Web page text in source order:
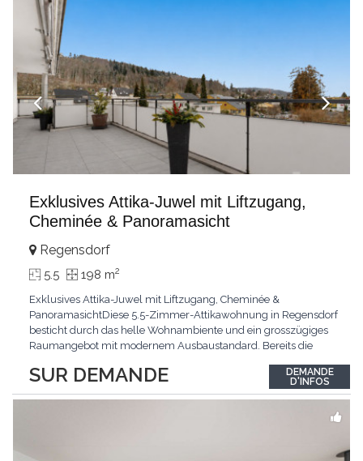
Exklusives Attika-Juwel mit Liftzugang,
Cheminée & Panoramasicht
SUR DEMANDE
Regensdorf
5.5 198 m2
Exklusives Attika-Juwel mit Liftzugang, Cheminée &
PanoramasichtDiese 5.5-Zimmer-Attikawohnung in Regensdorf
besticht durch das helle Wohnambiente und ein grosszügiges
Raumangebot mit modernem Ausbaustandard. Bereits die
Wohnungszugang mit dem Lift führt Sie bequem und diskret
direkt in Ihr neues Zuhause.Das Zentrum der Wohnung bildet
DEMANDE
D'INFOS